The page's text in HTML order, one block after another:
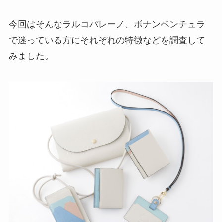
師・口コミを調査
【保存版】オリヒカのスーツを自
宅で洗濯！失敗しないコツと注意
点
ポーラの年齢層は？20代後半も使
える？60代や50代は？エイジング
ケアはいつから？
今回はそんなラルコバレーノ、ボナンベンチュラ
で迷っている方にそれぞれの特徴などを調査して
みました。